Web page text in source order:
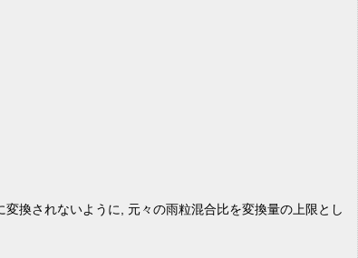
換されないように, 元々の雨粒混合比を変換量の上限とし